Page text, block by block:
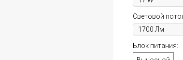
Световой
Блок питания: